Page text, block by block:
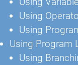
Using
Using
Using Program
Using